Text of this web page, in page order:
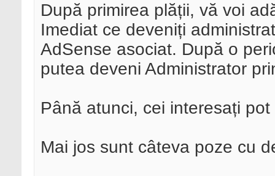
După primirea plății, vă voi
Imediat ce deveniți
AdSense asociat. După o
putea deveni Administrator
Până atunci, cei interesați
Mai jos sunt câteva poze cu